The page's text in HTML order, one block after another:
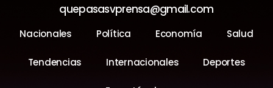
quepasasvprensa@gmail.com
Nacionales Política Economía Salud
Tendencias Internacionales Deportes